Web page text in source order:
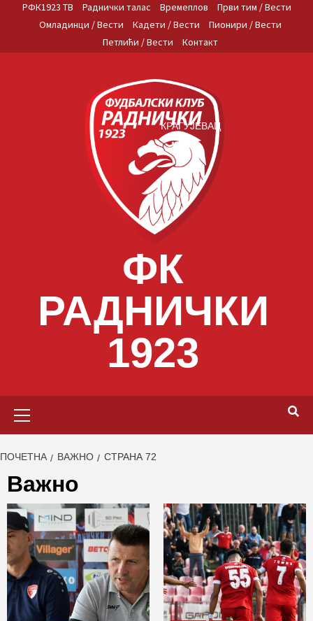
РФК1923 ТВ Раднички талас Времеплов
Први тим / Вести
Омладинци / Вести
Кадети / Вести
Пионири / Вести
Петлићи / Вести
Контакт
ФК
РАДНИЧКИ
1923
КРАГУЈЕВАЦ
ПОЧЕТНА ВАЖНО СТРАНА 72
Важно